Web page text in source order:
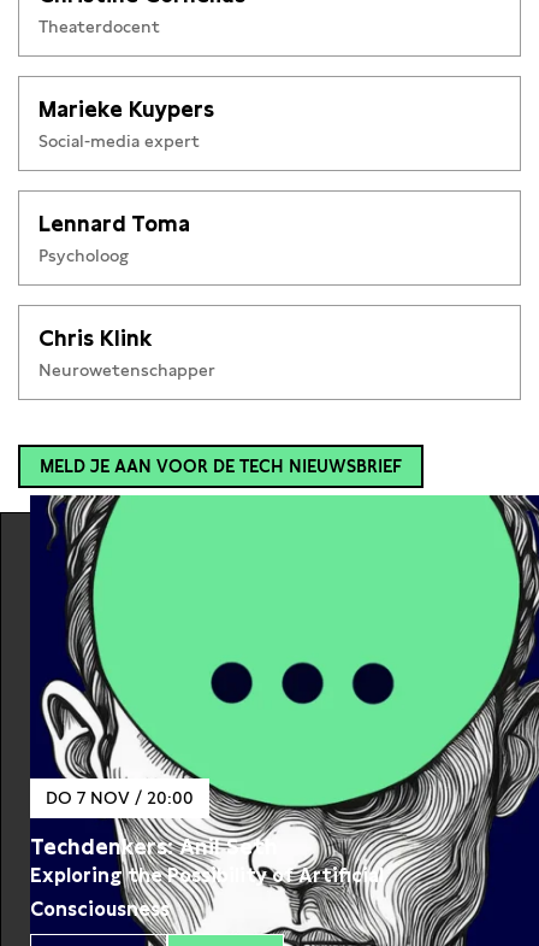
Theaterdocent
Marieke Kuypers
Social-media expert
Lennard Toma
Psycholoog
Chris Klink
Neurowetenschapper
MELD JE AAN VOOR DE TECH NIEUWSBRIEF
DO 7 NOV / 20:00
Techdenkers: Anil Seth
Exploring the Possibility of Artificial
Consciousness